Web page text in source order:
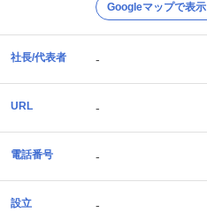
Googleマップで表示
社長/代表者 -
URL -
電話番号 -
設立 -